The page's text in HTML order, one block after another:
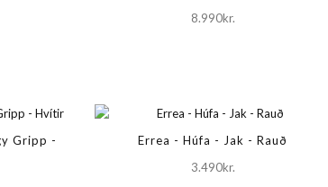
8.990kr.
Gripp -
Errea - Húfa - Jak - Rauð
3.490kr.